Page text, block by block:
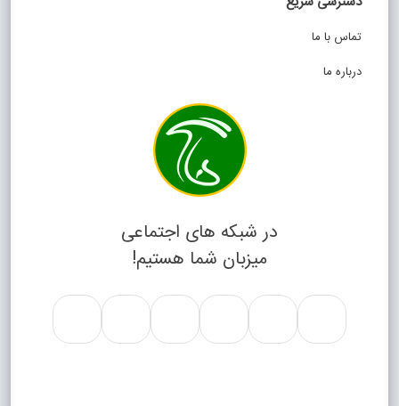
تماس با ما
درباره ما
در شبکه های اجتماعی
میزبان شما هستیم!